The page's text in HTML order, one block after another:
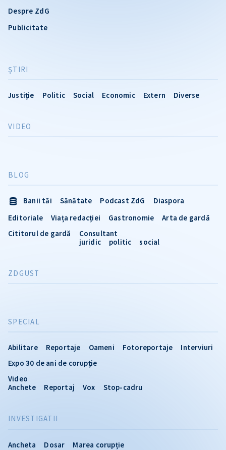
Despre ZdG
Publicitate
ŞTIRI
Justiție Politic Social Economic Extern Diverse
INVESTIGATII
Ancheta Dosar
Marea corupție
VIDEO
SPECIAL
Abilitare Reportaje Oameni Fotoreportaje
Interviuri
Expo 30 de ani de corupție
Video
Anchete
Reportaj Vox Stop-cadru
BLOG
Banii tăi Sănătate Podcast ZdG
Diaspora
Editoriale
Viața redacției Gastronomie
Arta de gardă
Cititorul de gardă
Consultant
juridic
politic social
ZDGUST